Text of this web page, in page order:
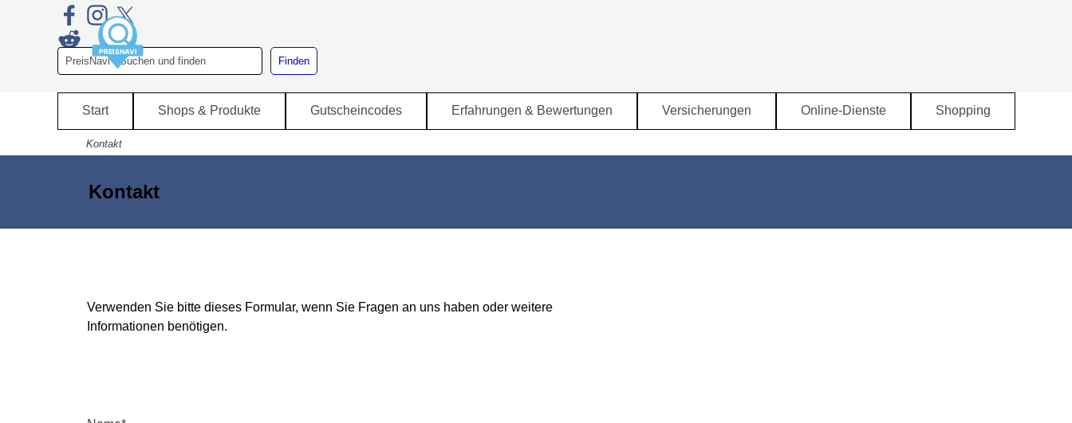
Direkt zum Seiteninhalt
Finden
Start
Shops & Produkte Gutscheincodes ▼Erfahrungen & Bewertungen ▼
Versicherungen ▼Online-Dienste Shopping
Kontakt
Kontakt
Verwenden Sie bitte dieses Formular, wenn Sie Fragen an uns haben oder weitere
Informationen benötigen.